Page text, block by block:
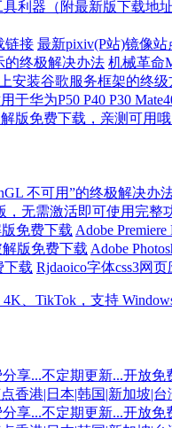
最新pixiv(P站)镜像
机械革命
华为P50 P40 P30
Adobe
Adobe
Rjdaoico字体css3网
香港|日本|韩国|新加坡|